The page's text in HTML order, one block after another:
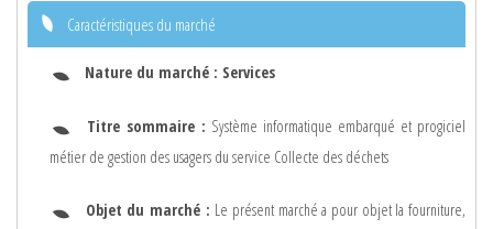
Caractéristiques du marché
Nature du marché : Services
Titre sommaire : Système informatique embarqué et progiciel
métier de gestion des usagers du service Collecte des déchets
Objet du marché : Le présent marché a pour objet la fourniture,